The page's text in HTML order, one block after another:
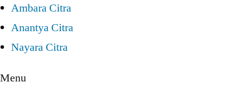
Ambara Citra
Anantya Citra
Nayara Citra
Menu